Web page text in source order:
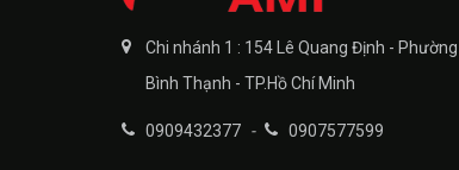
Chi nhánh 1 : 154 Lê Quang Định -
Bình Thạnh - TP.Hồ Chí Minh
0909432377 - 0907577599